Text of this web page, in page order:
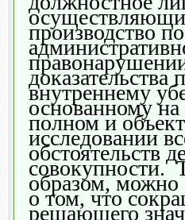
производство
доказательства
внутреннему
основанному
полном и
исследовании
обстоятельств
совокупности.
образом, можно
о том, что
решающего